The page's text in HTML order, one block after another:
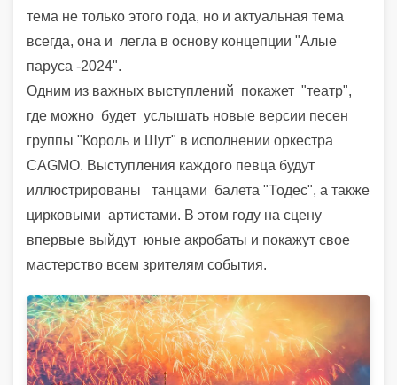
тема не только этого года, но и актуальная тема
всегда, она и легла в основу концепции "Алые
паруса -2024".
Одним из важных выступлений покажет "театр",
где можно будет услышать новые версии песен
группы "Король и Шут" в исполнении оркестра
CAGMO. Выступления каждого певца будут
иллюстрированы
танцами балета "Тодес", а также
цирковыми артистами. В этом году на сцену
впервые выйдут юные акробаты и покажут свое
мастерство всем зрителям события.